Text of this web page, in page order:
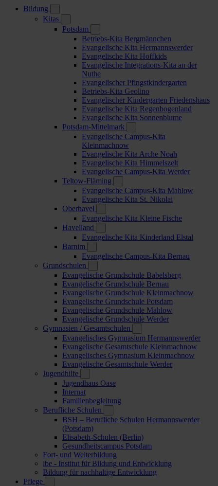
Bildung
Kitas
Potsdam
Betriebs-Kita Bergmännchen
Evangelische Kita Hermannswerder
Evangelische Kita Hoffkids
Evangelische Integrations-Kita an der
Nuthe
Evangelischer Pfingstkindergarten
Betriebs-Kita Geolino
Evangelischer Kindergarten Friedenshaus
Evangelische Kita Regenbogenland
Evangelische Kita Sonnenblume
Potsdam-Mittelmark
Evangelische Campus-Kita
Kleinmachnow
Evangelische Kita Arche Noah
Evangelische Kita Himmelszelt
Evangelische Campus-Kita Werder
Teltow-Fläming
Evangelische Campus-Kita Mahlow
Evangelische Kita St. Nikolai
Oberhavel
Evangelische Kita Kleine Fische
Havelland
Evangelische Kita Kinderland Elstal
Barnim
Evangelische Campus-Kita Bernau
Grundschulen
Evangelische Grundschule Babelsberg
Evangelische Grundschule Bernau
Evangelische Grundschule Kleinmachnow
Evangelische Grundschule Potsdam
Evangelische Grundschule Mahlow
Evangelische Grundschule Werder
Gymnasien / Gesamtschulen
Evangelisches Gymnasium Hermannswerder
Evangelische Gesamtschule Kleinmachnow
Evangelisches Gymnasium Kleinmachnow
Evangelische Gesamtschule Werder
Jugendhilfe
Jugendhaus Oase
Internat
Familienbegleitung
Berufliche Schulen
BSH – Berufliche Schulen Hermannswerder
(Potsdam)
Elisabeth-Schulen (Berlin)
Gesundheitscampus Potsdam
Fort- und Weiterbildung
ibe - Institut für Bildung und Entwicklung
Bildung für nachhaltige Entwicklung
Pflege